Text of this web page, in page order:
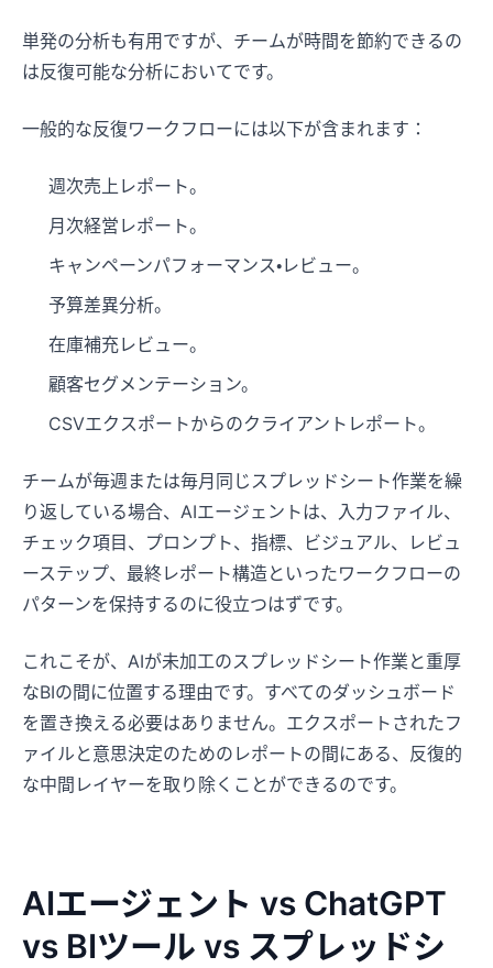
単発の分析も有用ですが、チームが時間を節約できるの
は反復可能な分析においてです。
一般的な反復ワークフローには以下が含まれます：
週次売上レポート。
月次経営レポート。
キャンペーンパフォーマンス・レビュー。
予算差異分析。
在庫補充レビュー。
顧客セグメンテーション。
CSVエクスポートからのクライアントレポート。
チームが毎週または毎月同じスプレッドシート作業を繰
り返している場合、AIエージェントは、入力ファイル、
チェック項目、プロンプト、指標、ビジュアル、レビュ
ーステップ、最終レポート構造といったワークフローの
パターンを保持するのに役立つはずです。
これこそが、AIが未加工のスプレッドシート作業と重厚
なBIの間に位置する理由です。すべてのダッシュボード
を置き換える必要はありません。エクスポートされたフ
ァイルと意思決定のためのレポートの間にある、反復的
な中間レイヤーを取り除くことができるのです。
AIエージェント vs ChatGPT
vs BIツール vs スプレッドシ